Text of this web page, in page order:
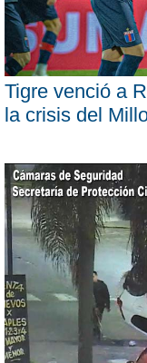
Tigre venció a
la crisis del